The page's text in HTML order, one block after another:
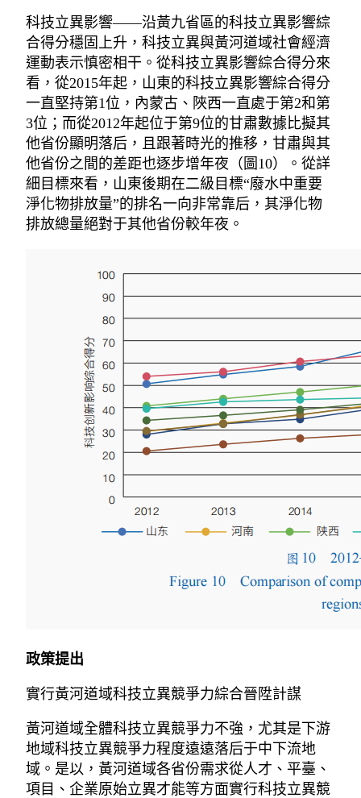
科技立異影響——沿黃九省區的科技立異影響綜
合得分穩固上升，科技立異與黃河道域社會經濟
運動表示慎密相干。從科技立異影響綜合得分來
看，從2015年起，山東的科技立異影響綜合得分
一直堅持第1位，內蒙古、陜西一直處于第2和第
3位；而從2012年起位于第9位的甘肅數據比擬其
他省份顯明落后，且跟著時光的推移，甘肅與其
他省份之間的差距也逐步增年夜（圖10）。從詳
細目標來看，山東後期在二級目標“廢水中重要
淨化物排放量”的排名一向非常靠后，其淨化物
排放總量絕對于其他省份較年夜。
政策提出
實行黃河道域科技立異競爭力綜合晉陞計謀
黃河道域全體科技立異競爭力不強，尤其是下游
地域科技立異競爭力程度遠遠落后于中下流地
域。是以，黃河道域各省份需求從人才、平臺、
項目、企業原始立異才能等方面實行科技立異競